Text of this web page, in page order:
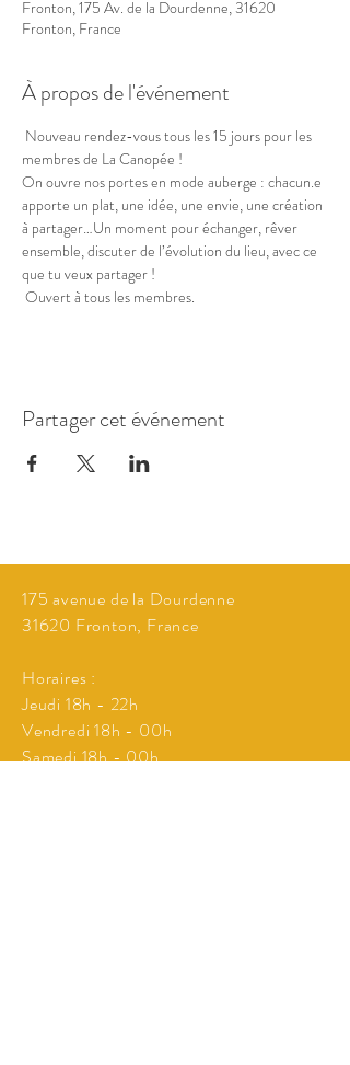
Fronton, 175 Av. de la Dourdenne, 31620
Fronton, France
À propos de l'événement
Nouveau rendez-vous tous les 15 jours pour les
membres de La Canopée !
On ouvre nos portes en mode auberge : chacun.e
apporte un plat, une idée, une envie, une création
à partager…Un moment pour échanger, rêver
ensemble, discuter de l’évolution du lieu, avec ce
que tu veux partager !
Ouvert à tous les membres.
Partager cet événement
175 avenue de la Dourdenne
31620 Fronton, France
Horaires :
Jeudi 18h - 22h
Vendredi 18h - 00h
Samedi 18h - 00h